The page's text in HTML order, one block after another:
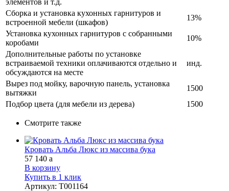
Сборка и установка кухонных гарнитуров и
встроенной мебели (шкафов)
13%
Установка кухонных гарнитуров с собранными
коробами
10%
Дополнительные работы по установке
встраиваемой техники оплачиваются отдельно и
обсуждаются на месте
инд.
Вырез под мойку, варочную панель, установка
вытяжки
1500
Подбор цвета (для мебели из дерева)
1500
Смотрите также
Кровать Альба Люкс из массива бука
57 140 a
В корзину
Купить в 1 клик
Артикул: Т001164